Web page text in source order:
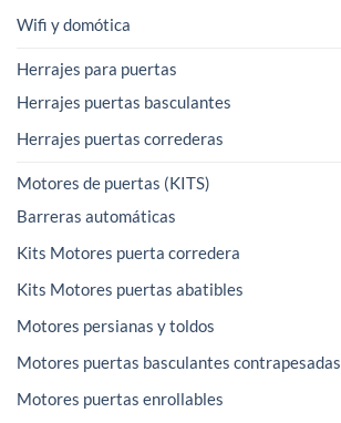
Wifi y domótica
Herrajes para puertas
Herrajes puertas basculantes
Herrajes puertas correderas
Motores de puertas (KITS)
Barreras automáticas
Kits Motores puerta corredera
Kits Motores puertas abatibles
Motores persianas y toldos
Motores puertas basculantes contrapesadas
Motores puertas enrollables